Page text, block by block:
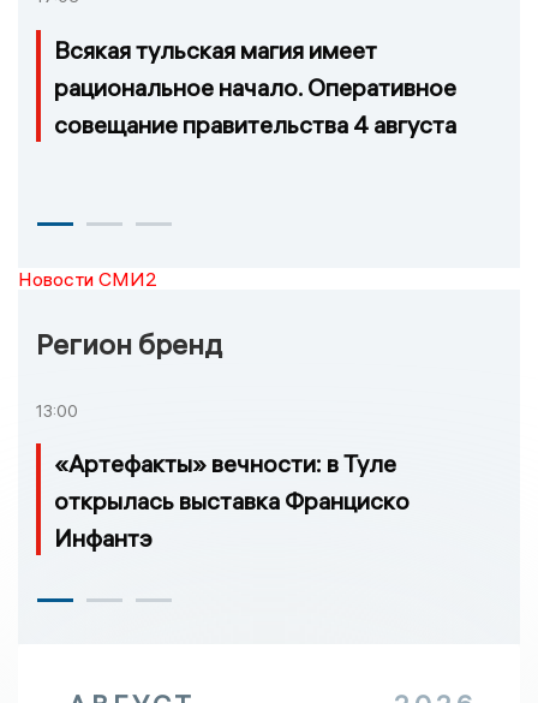
Всякая тульская магия имеет
рациональное начало. Оперативное
совещание правительства 4 августа
Новости СМИ2
Регион бренд
13:00
«Артефакты» вечности: в Туле
открылась выставка Франциско
Инфантэ